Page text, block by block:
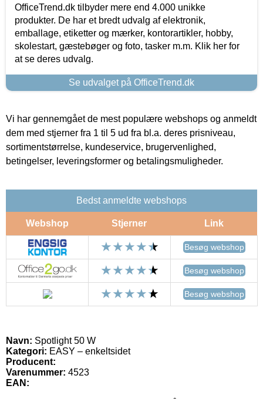
OfficeTrend.dk tilbyder mere end 4.000 unikke
produkter. De har et bredt udvalg af elektronik,
emballage, etiketter og mærker, kontorartikler, hobby,
skolestart, gæstebøger og foto, tasker m.m. Klik her for
at se deres udvalg.
Se udvalget på OfficeTrend.dk
Vi har gennemgået de mest populære webshops og anmeldt
dem med stjerner fra 1 til 5 ud fra bl.a. deres prisniveau,
sortimentstørrelse, kundeservice, brugervenlighed,
betingelser, leveringsformer og betalingsmuligheder.
Bedst anmeldte webshops
Webshop Stjerner Link
Besøg webshop
Besøg webshop
Besøg webshop
Navn: Spotlight 50 W
Kategori: EASY – enkeltsidet
Producent:
Varenummer: 4523
EAN: